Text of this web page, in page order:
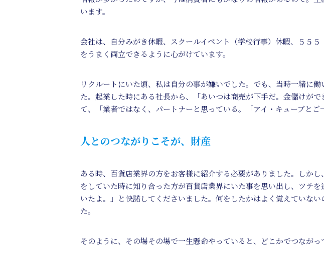
います。
会社は、自分みがき休暇、スクールイベント（学校行事）休暇、５５
をうまく両立できるように心がけています。
リクルートにいた頃、私は自分の事が嫌いでした。でも、当時一緒に
た。起業した時にある社長から、「あいつは商売が下手だ。金儲けが
て、「業者ではなく、パートナーと思っている。「アイ・キューブと
人とのつながりこそが、財産
ある時、百貨店業界の方をお客様に紹介する必要がありました。しか
をしていた時に知り合った方が百貨店業界にいた事を思い出し、ツテ
いたよ。」と快諾してくださいました。何をしたかはよく覚えていな
た。
そのように、その場その場で一生懸命やっていると、どこかでつながっ